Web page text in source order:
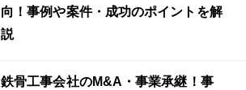
向！事例や案件・成功のポイントを解
説
鉄骨工事会社のM&A・事業承継！事